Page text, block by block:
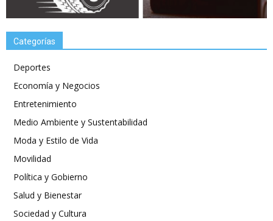
Categorías
Deportes
Economía y Negocios
Entretenimiento
Medio Ambiente y Sustentabilidad
Moda y Estilo de Vida
Movilidad
Política y Gobierno
Salud y Bienestar
Sociedad y Cultura